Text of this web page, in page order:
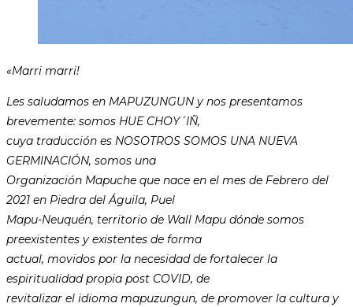
«Marri marri!
Les saludamos en MAPUZUNGUN y nos presentamos
brevemente: somos HUE CHOY´IÑ,
cuya traducción es NOSOTROS SOMOS UNA NUEVA
GERMINACIÓN, somos una
Organización Mapuche que nace en el mes de Febrero del
2021 en Piedra del Águila, Puel
Mapu-Neuquén, territorio de Wall Mapu dónde somos
preexistentes y existentes de forma
actual, movidos por la necesidad de fortalecer la
espiritualidad propia post COVID, de
revitalizar el idioma mapuzungun, de promover la cultura y